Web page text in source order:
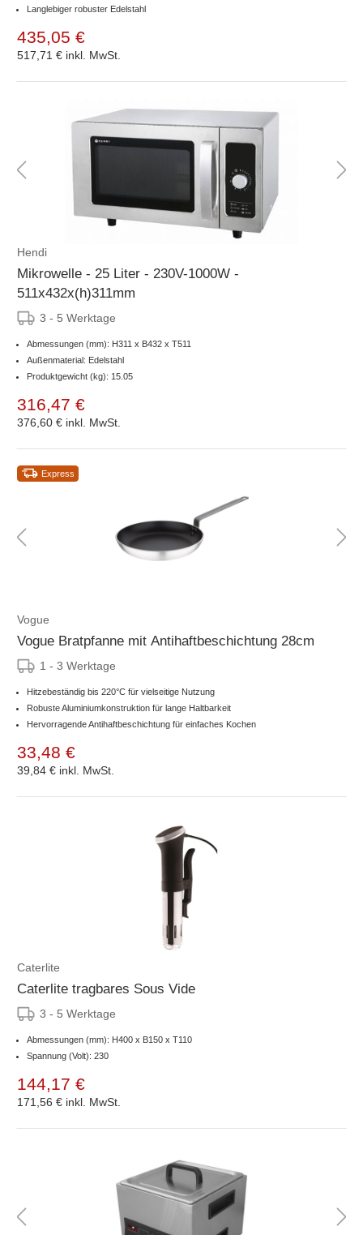
Langlebiger robuster Edelstahl
435,05 €
517,71 € inkl. MwSt.
Hendi
Mikrowelle - 25 Liter - 230V-1000W -
511x432x(h)311mm
3 - 5 Werktage
Abmessungen (mm): H311 x B432 x T511
Außenmaterial: Edelstahl
Produktgewicht (kg): 15.05
316,47 €
376,60 € inkl. MwSt.
Express
Vogue
Vogue Bratpfanne mit Antihaftbeschichtung 28cm
1 - 3 Werktage
Hitzebeständig bis 220°C für vielseitige Nutzung
Robuste Aluminiumkonstruktion für lange Haltbarkeit
Hervorragende Antihaftbeschichtung für einfaches Kochen
33,48 €
39,84 € inkl. MwSt.
Caterlite
Caterlite tragbares Sous Vide
3 - 5 Werktage
Abmessungen (mm): H400 x B150 x T110
Spannung (Volt): 230
144,17 €
171,56 € inkl. MwSt.